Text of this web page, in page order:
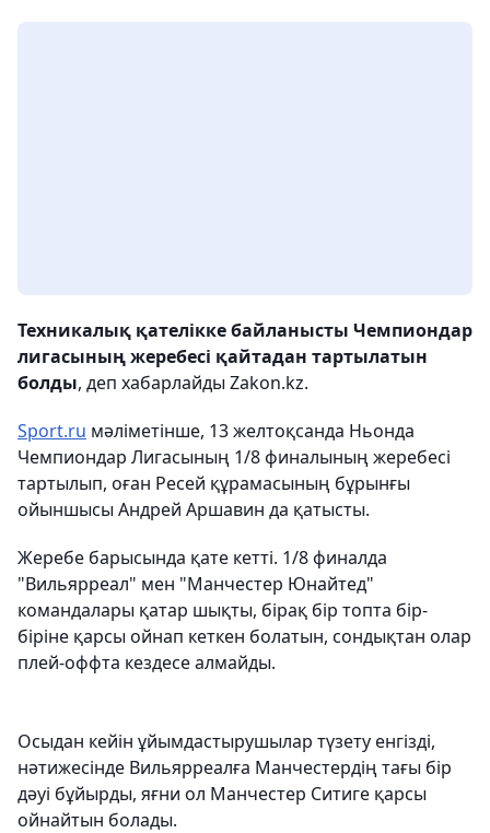
Техникалық қателікке байланысты Чемпиондар
лигасының жеребесі қайтадан тартылатын
болды, деп хабарлайды Zakon.kz.
Sport.ru мәліметінше, 13 желтоқсанда Ньонда
Чемпиондар Лигасының 1/8 финалының жеребесі
тартылып, оған Ресей құрамасының бұрынғы
ойыншысы Андрей Аршавин да қатысты.
Жеребе барысында қате кетті. 1/8 финалда
"Вильярреал" мен "Манчестер Юнайтед"
командалары қатар шықты, бірақ бір топта бір-
біріне қарсы ойнап кеткен болатын, сондықтан олар
плей-оффта кездесе алмайды.
Осыдан кейін ұйымдастырушылар түзету енгізді,
нәтижесінде Вильярреалға Манчестердің тағы бір
дәуі бұйырды, яғни ол Манчестер Ситиге қарсы
ойнайтын болады.